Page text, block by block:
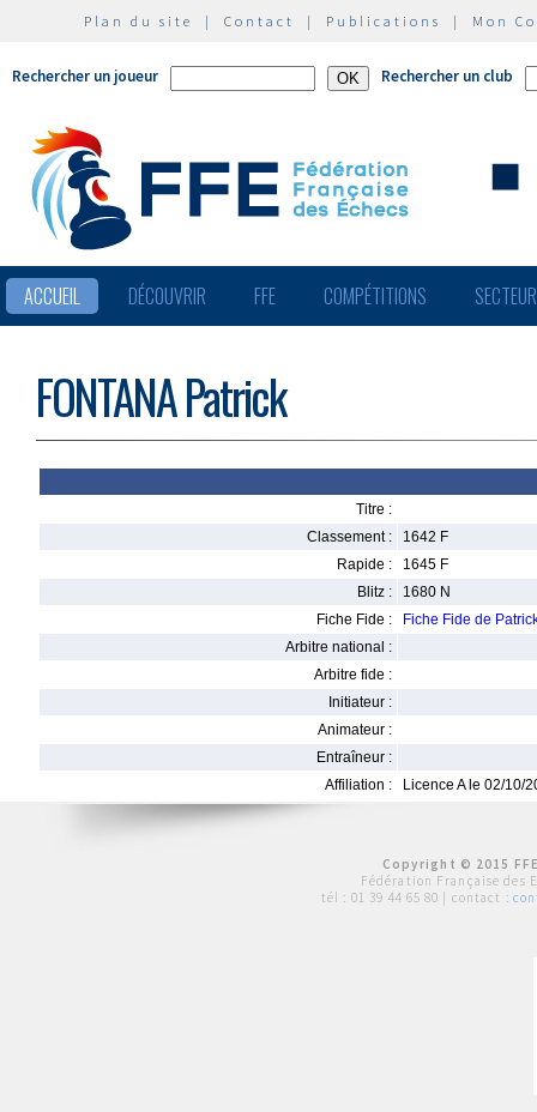
Plan du site | Contact | Publications | Mon
Rechercher un joueur Rechercher un club
ACCUEIL DÉCOUVRIR FFE COMPÉTITIONS
FONTANA Patrick
Titre :
Classement :
1642 F
Rapide :
1645 F
Blitz :
1680 N
Fiche Fide :
Fiche Fide de
Arbitre national :
Arbitre fide :
Initiateur :
Animateur :
Entraîneur :
Affiliation :
Licence A le 02/10/
Copyright © 2015
Fédération Française des
tél : 01 39 44 65 80 | contact :